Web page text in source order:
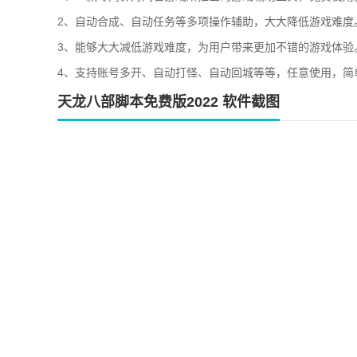
2、自动合成、自动任务等多项操作辅助，大大降低游戏难度
3、能够大大减低游戏难度，为用户带来更加不错的游戏体验
4、支持账号多开、自动打怪、自动回城等等，任意使用，简
天龙八部脚本免费版2022 软件截图